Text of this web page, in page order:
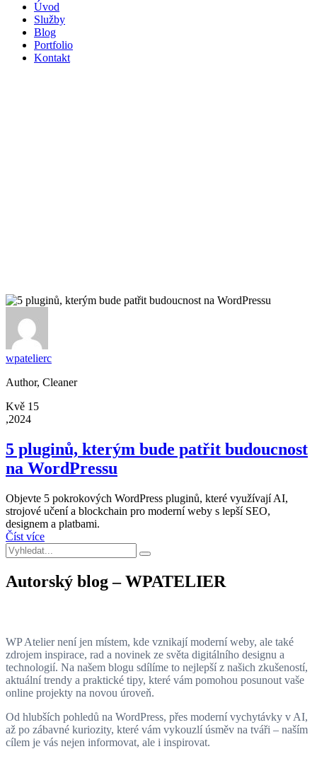
Úvod
Služby
Blog
Portfolio
Kontakt
wpatelierc
Author, Cleaner
Kvě 15
,2024
5 pluginů, kterým bude patřit budoucnost
na WordPressu
Objevte 5 pokrokových WordPress pluginů, které využívají AI,
strojové učení a blockchain pro moderní weby s lepší SEO,
designem a platbami.
Číst více
Autorský blog – WPATELIER
WP Atelier není jen místem, kde vznikají moderní weby, ale také
zdrojem inspirace, rad a novinek ze světa digitálního designu a
technologií. Na našem blogu sdílíme to nejlepší z našich zkušeností,
aktuální trendy a praktické tipy, které vám pomohou posunout vaše
online projekty na novou úroveň.
Od hlubších pohledů na WordPress, přes moderní vychytávky v AI,
až po zábavné kuriozity, které vám vykouzlí úsměv na tváři – naším
cílem je vás nejen informovat, ale i inspirovat.